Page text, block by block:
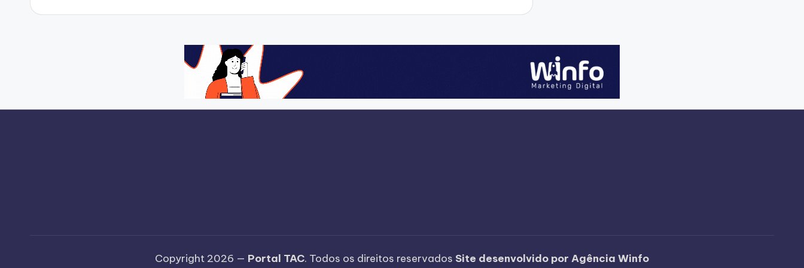
Copyright 2026 — Portal TAC. Todos os direitos reservados Site desenvolvido por Agência Winfo